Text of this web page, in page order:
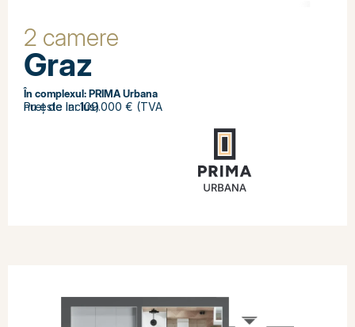
2 camere
Graz
În complexul:PRIMA Urbana
Preț de la: 109.000 € (TVA nu este inclus)